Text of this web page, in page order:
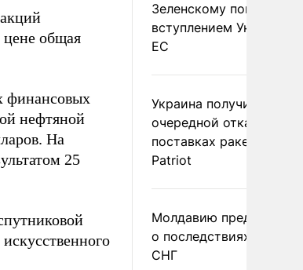
общая
финансовых
нефтяной
На
25
Зеленскому помочь со
вступлением Украины в
ЕС
Украина получила
очередной отказ в
поставках ракет для
Patriot
Молдавию
о последствиях выхода
СНГ